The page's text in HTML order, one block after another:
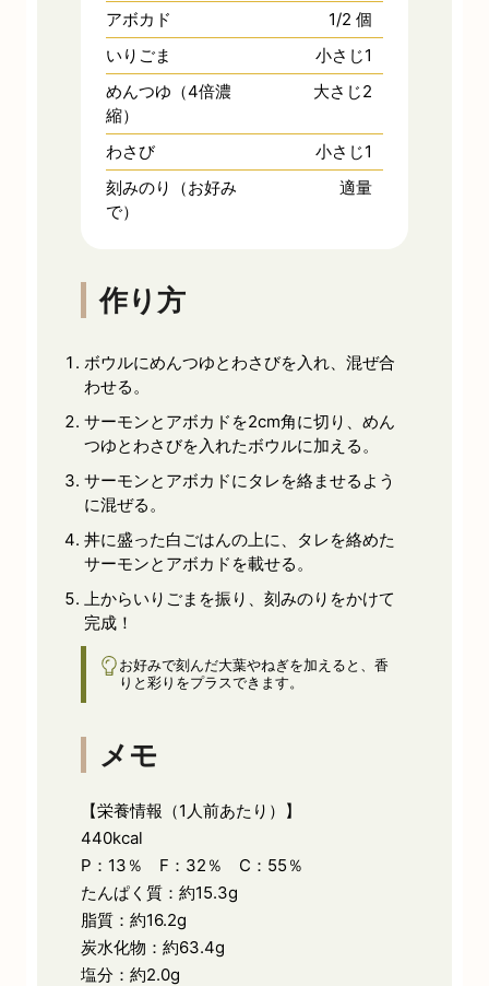
アボカド
1/2 個
いりごま
小さじ1
めんつゆ（4倍濃
縮）
大さじ2
わさび
小さじ1
刻みのり（お好み
で）
適量
作り方
ボウルにめんつゆとわさびを入れ、混ぜ合
わせる。
サーモンとアボカドを2cm角に切り、めん
つゆとわさびを入れたボウルに加える。
サーモンとアボカドにタレを絡ませるよう
に混ぜる。
丼に盛った白ごはんの上に、タレを絡めた
サーモンとアボカドを載せる。
上からいりごまを振り、刻みのりをかけて
完成！
お好みで刻んだ大葉やねぎを加えると、香
りと彩りをプラスできます。
メモ
【栄養情報（1人前あたり）】
440kcal
P：13％ F：32％ C：55％
たんぱく質：約15.3g
脂質：約16.2g
炭水化物：約63.4g
塩分：約2.0g